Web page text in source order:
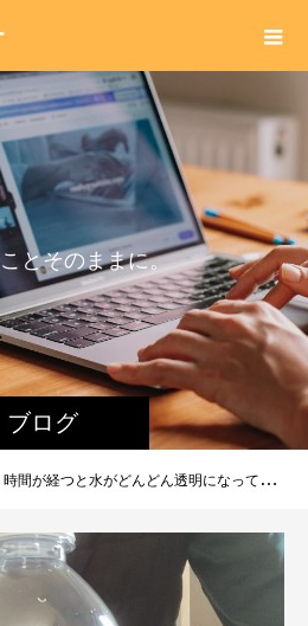
ブログ
こ とその ままに。
時間が経つと水がどんどん透明になってくる・・・ペットボトルの中身はなんだろう？